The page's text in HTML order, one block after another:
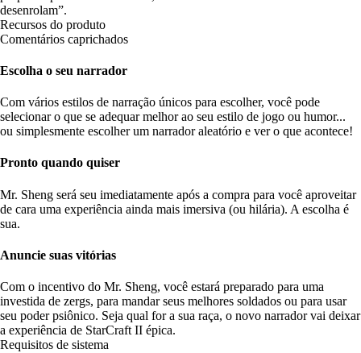
desenrolam”.
Recursos do produto
Comentários caprichados
Escolha o seu narrador
Com vários estilos de narração únicos para escolher, você pode
selecionar o que se adequar melhor ao seu estilo de jogo ou humor...
ou simplesmente escolher um narrador aleatório e ver o que acontece!
Pronto quando quiser
Mr. Sheng será seu imediatamente após a compra para você aproveitar
de cara uma experiência ainda mais imersiva (ou hilária). A escolha é
sua.
Anuncie suas vitórias
Com o incentivo do Mr. Sheng, você estará preparado para uma
investida de zergs, para mandar seus melhores soldados ou para usar
seu poder psiônico. Seja qual for a sua raça, o novo narrador vai deixar
a experiência de StarCraft II épica.
Requisitos de sistema